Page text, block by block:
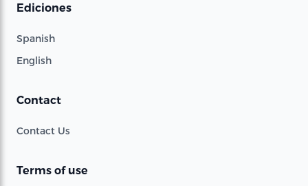
Ediciones
Spanish
English
Contact
Contact Us
Terms of use